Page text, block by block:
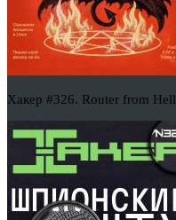
Хакер #326. Router from Hell